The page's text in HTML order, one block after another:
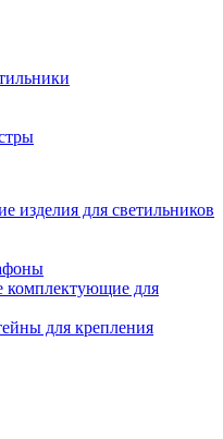
изделия для светильников
комплектующие для
для крепления